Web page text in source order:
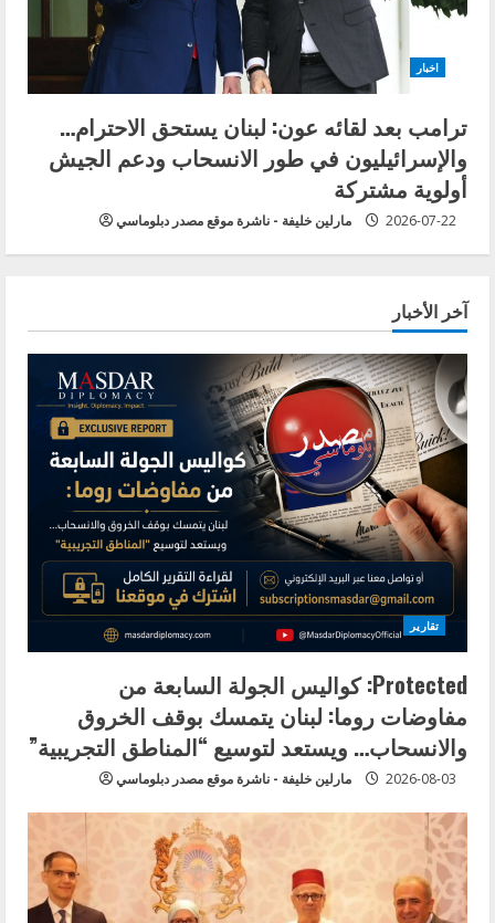
اخبار
ترامب بعد لقائه عون: لبنان يستحق الاحترام…
والإسرائيليون في طور الانسحاب ودعم الجيش
أولوية مشتركة
مارلين خليفة - ناشرة موقع مصدر دبلوماسي 2026-07-22
آخر الأخبار
تقارير
Protected: كواليس الجولة السابعة من
مفاوضات روما: لبنان يتمسك بوقف الخروق
والانسحاب… ويستعد لتوسيع “المناطق التجريبية”
مارلين خليفة - ناشرة موقع مصدر دبلوماسي 2026-08-03